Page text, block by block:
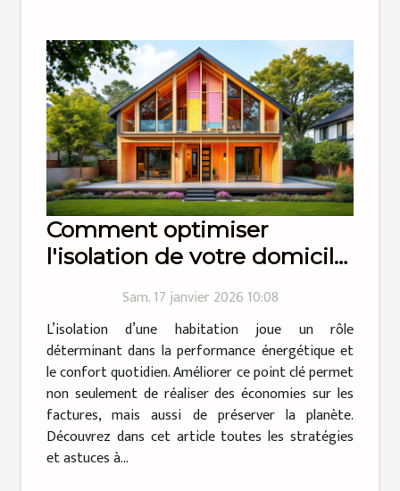
Comment optimiser
l'isolation de votre domicile
énergétique ?
Sam. 17 janvier 2026 10:08
L’isolation d’une habitation joue un rôle
déterminant dans la performance énergétique et
le confort quotidien. Améliorer ce point clé permet
non seulement de réaliser des économies sur les
factures, mais aussi de préserver la planète.
Découvrez dans cet article toutes les stratégies
et astuces à...